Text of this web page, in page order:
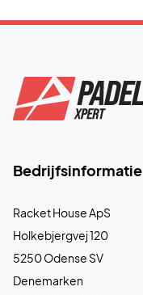
Bedrijfsinformatie
Racket House ApS
Holkebjergvej 120
5250 Odense SV
Denemarken